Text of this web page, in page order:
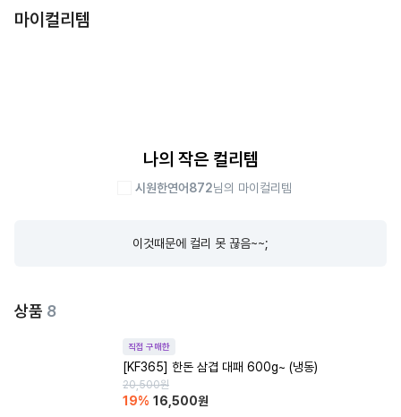
마이컬리템
나의 작은 컬리템
시원한연어872님의 마이컬리템
이것때문에 컬리 못 끊음~~;
상품 8
직접 구매한
[KF365] 한돈 삼겹 대패 600g~ (냉동)
20,500원
19% 16,500원